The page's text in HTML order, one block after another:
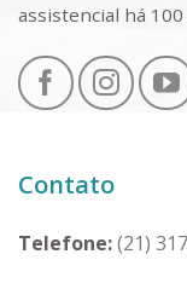
assistencial há 100
Contato
Telefone:(21)